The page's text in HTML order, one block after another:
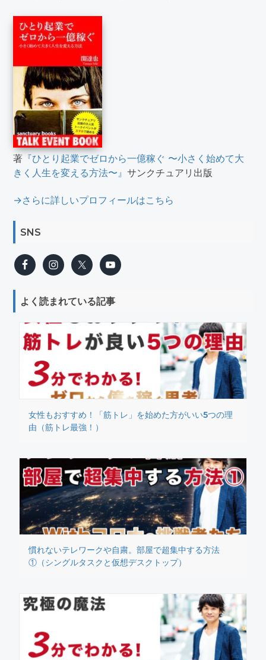
著 『ひとり起業でゼロから一億稼ぐ 〜小さく始めて大
きく人生を変える方法〜』サンクチュアリ出版
→さらに詳しいプロフィールはこちら
SNS
よく読まれている記事
女性もおすすめ！「筋トレ」を始めた方がいい5つの理
由（筋トレ最強！）
慣れないテレワークや自粛。部屋で超集中する方法
①（シングルタスクと仮想デスクトップ）